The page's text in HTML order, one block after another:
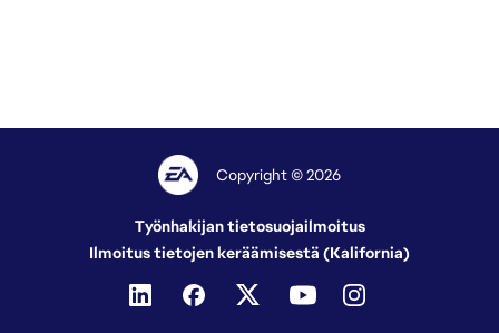
Copyright © 2026
Työnhakijan tietosuojailmoitus
Ilmoitus tietojen keräämisestä (Kalifornia)